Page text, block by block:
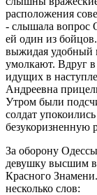
расположения
- слышала вопрос
ей один из
выжидая удобный
умолкают. Вдруг
идущих в
Андреевна
Утром были
солдат
безукоризненную
За оборону
девушку высшим
Красного
несколько слов: